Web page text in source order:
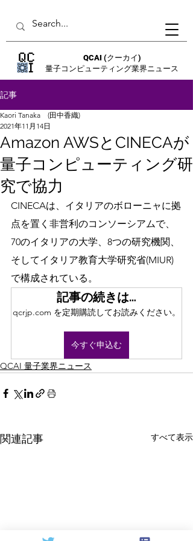
QCAI (クーカイ)
量子コンピューティング業界ニュース
記事
Amazon AWSとCINECAが
量子コンピューティング研
究で協力
Kaori Tanaka (田中香織)
2021年11月14日
CINECAは、イタリアのボローニャに拠
点を置く非営利のコンソーシアムで、
70のイタリアの大学、8つの研究機関、
そしてイタリア教育大学研究省(MIUR)
で構成されている。
記事の続きは…
qcrjp.com を定期購読してお読みください。
今すぐ申込む
QCAI 量子業界ニュース
関連記事 すべて表示